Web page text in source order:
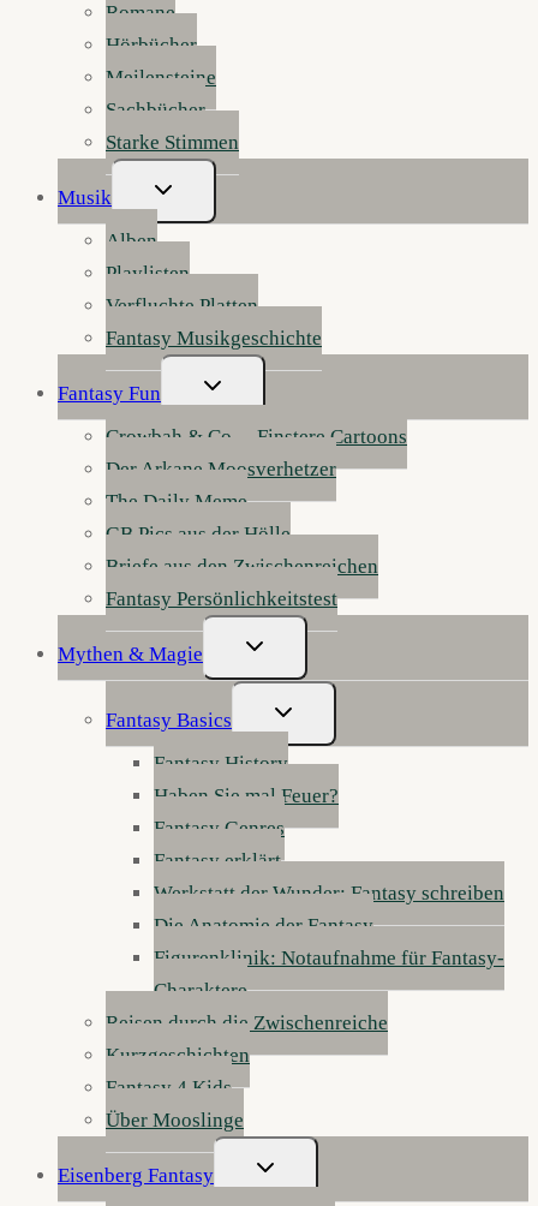
Romane
Hörbücher
Meilensteine
Sachbücher
Starke Stimmen
Musik
Untermenü
Umschalten
Alben
Playlisten
Verfluchte Platten
Fantasy Musikgeschichte
Fantasy Fun
Untermenü
Umschalten
Crowbah & Co. – Finstere Cartoons
Der Arkane Moosverhetzer
The Daily Meme
GB Pics aus der Hölle
Briefe aus den Zwischenreichen
Fantasy Persönlichkeitstest
Mythen & Magie
Untermenü
Umschalten
Fantasy Basics
Untermenü
Umschalten
Fantasy History
Haben Sie mal Feuer?
Fantasy Genres
Fantasy erklärt
Werkstatt der Wunder: Fantasy schreiben
Die Anatomie der Fantasy
Figurenklinik: Notaufnahme für Fantasy-
Charaktere
Reisen durch die Zwischenreiche
Kurzgeschichten
Fantasy 4 Kids
Über Mooslinge
Eisenberg Fantasy
Untermenü
Umschalten